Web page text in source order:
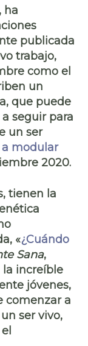
ha
publicada
trabajo,
como el
un
que puede
seguir para
un ser
modular
2020.
tienen la
«¿Cuándo
Sana,
la increíble
jóvenes,
comenzar a
ser vivo,